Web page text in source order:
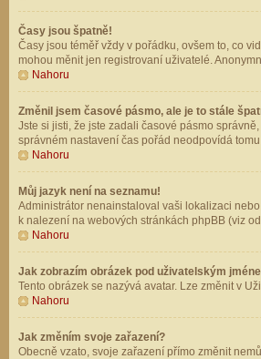
Časy jsou špatně!
Časy jsou téměř vždy v pořádku, ovšem to, co
mohou měnit jen registrovaní uživatelé.
Nahoru
Změnil jsem časové pásmo, ale je to stále
Jste si jisti, že jste zadali časové pásmo
správném nastavení čas pořád neodpovídá
Nahoru
Můj jazyk není na seznamu!
Administrátor nenainstaloval vaši lokalizaci
k nalezení na webových stránkách phpBB (viz
Nahoru
Jak zobrazím obrázek pod uživatelským
Tento obrázek se nazývá avatar. Lze změnit v
Nahoru
Jak změním svoje zařazení?
Obecně vzato, svoje zařazení přímo změnit